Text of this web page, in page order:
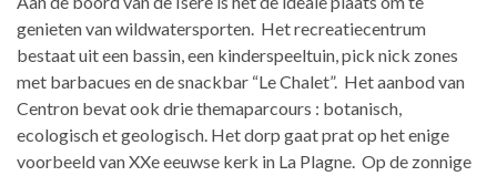
genieten van wildwatersporten. Het recreatiecentrum
bestaat uit een bassin, een kinderspeeltuin, pick nick zones
met barbacues en de snackbar “Le Chalet”. Het aanbod van
Centron bevat ook drie themaparcours : botanisch,
ecologisch et geologisch. Het dorp gaat prat op het enige
voorbeeld van XXe eeuwse kerk in La Plagne. Op de zonnige